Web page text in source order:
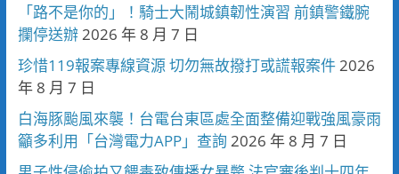
「路不是你的」！騎士大鬧城鎮韌性演習 前鎮警鐵腕
攔停送辦 2026 年 8 月 7 日
珍惜119報案專線資源 切勿無故撥打或謊報案件 2026
年 8 月 7 日
白海豚颱風來襲！台電台東區處全面整備迎戰強風豪雨
籲多利用「台灣電力APP」查詢 2026 年 8 月 7 日